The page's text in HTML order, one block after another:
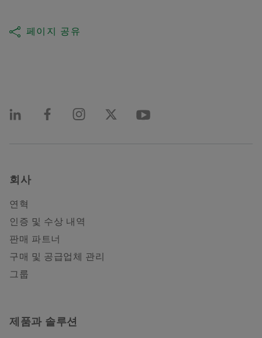
페이지 공유
회사
연혁
인증 및 수상 내역
판매 파트너
구매 및 공급업체 관리
그룹
제품과 솔루션